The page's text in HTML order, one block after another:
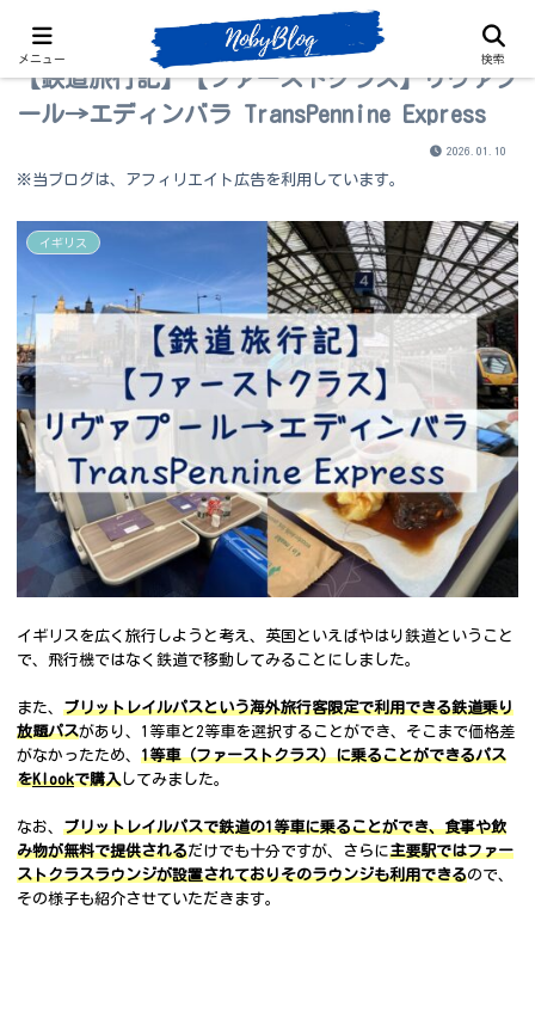
【鉄道旅行記】【ファーストクラス】リヴァプ
ール→エディンバラ TransPennine Express
2026.01.10
※当ブログは、アフィリエイト広告を利用しています。
イギリス
イギリスを広く旅行しようと考え、英国といえばやはり鉄道ということ
で、飛行機ではなく鉄道で移動してみることにしました。
また、 ブリットレイルパスという海外旅行客限定で利用できる鉄道乗り
放題パスがあり、1等車と2等車を選択することができ、そこまで価格差
がなかったため、 1等車（ファーストクラス）に乗ることができるパス
をKlookで購入してみました。
なお、 ブリットレイルパスで鉄道の1等車に乗ることができ、食事や飲
み物が無料で提供されるだけでも十分ですが、さらに主要駅ではファー
ストクラスラウンジが設置されておりそのラウンジも利用できるので、
その様子も紹介させていただきます。
メニュー 検索